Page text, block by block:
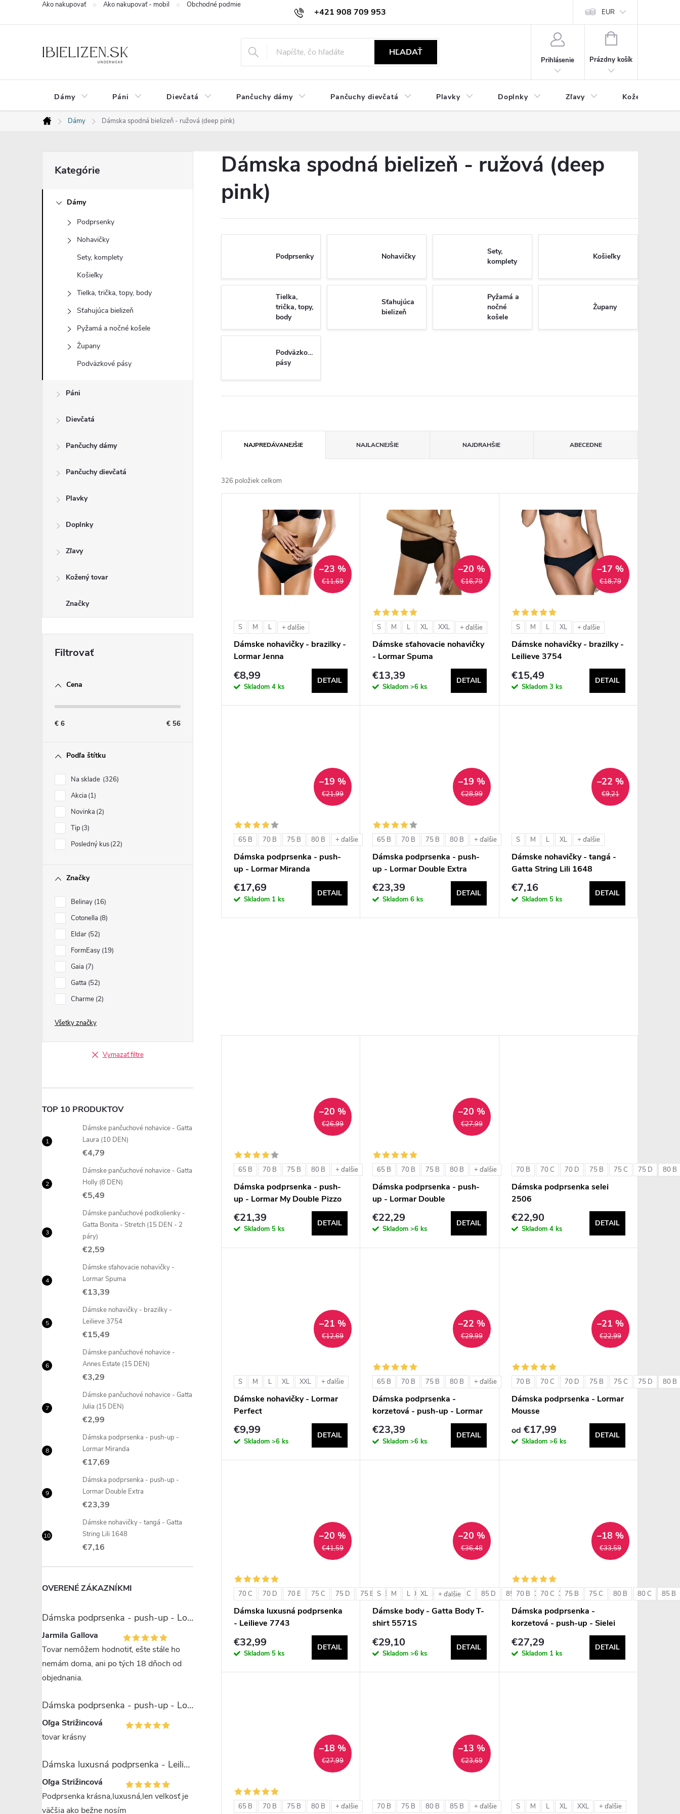
+421 908 709 953
objednavky@ibielizen.sk
Ako nakupovať Ako nakupovať - mobil Obchodné podmienky
EUR
HĽADAŤ
Prihlásenie
NÁKUPNÝ
Prázdny košík
Dámy Páni Dievčatá Pančuchy dámy Pančuchy dievčatá Plavky Doplnky Zľavy Kožený tovar
Domov
Dámy Dámska spodná bielizeň - ružová (deep pink)
o
kategórie
Kategórie
Dámy
Podprsenky
Nohavičky
Sety, komplety
Košieľky
Tielka, trička, topy, body
Sťahujúca bielizeň
Pyžamá a nočné košele
Župany
Podväzkové pásy
Páni
Dievčatá
Pančuchy dámy
Pančuchy dievčatá
Plavky
Doplnky
Zľavy
Kožený tovar
Značky
Cena
€ 6 € 56
Podľa štítku
Na sklade 326
Akcia 1
Novinka 2
Tip 3
Posledný kus 22
Značky
Belinay 16
Cotonella 8
Eldar 52
FormEasy 19
Gaia 7
Gatta 52
Charme 2
Všetky značky
Vymazať filtre
TOP 10 PRODUKTOV
Dámske pančuchové nohavice - Gatta
Laura (10 DEN)
€4,79
Dámske pančuchové nohavice - Gatta
Holly (8 DEN)
€5,49
Dámske pančuchové podkolienky -
Gatta Bonita - Stretch (15 DEN - 2
páry)
€2,59
Dámske sťahovacie nohavičky -
Lormar Spuma
€13,39
Dámske nohavičky - brazilky -
Leilieve 3754
€15,49
Dámske pančuchové nohavice -
Annes Estate (15 DEN)
€3,29
Dámske pančuchové nohavice - Gatta
Julia (15 DEN)
€2,99
Dámska podprsenka - push-up -
Lormar Miranda
€17,69
Dámska podprsenka - push-up -
Lormar Double Extra
€23,39
Dámske nohavičky - tangá - Gatta
String Lili 1648
€7,16
OVERENÉ ZÁKAZNÍKMI
Dámska podprsenka - push-up - Lormar Miranda
Jarmila Gallova
Tovar nemôžem hodnotiť, ešte stále ho
nemám doma, ani po tých 18 dňoch od
objednania.
Dámska podprsenka - push-up - Lormar Saten Soft up
Oľga Strižincová
tovar krásny
Dámska luxusná podprsenka - Leilieve 7743
Oľga Strižincová
Podprsenka krásna,luxusná,len velkosť je
väčšia ako bežne nosím
Dámska spodná bielizeň - ružová (deep
pink)
Podprsenky Nohavičky
Sety,
komplety
Košieľky
Tielka,
trička, topy,
body
Sťahujúca
bielizeň
Pyžamá a
nočné
košele
Župany
Podväzkové
pásy
a
d
NAJPREDÁVANEJŠIE NAJLACNEJŠIE NAJDRAHŠIE ABECEDNE
326 položiek celkom
d
€11,69
–23 %
S M L + ďalšie
Dámske nohavičky - brazilky -
Lormar Jenna
€8,99
Skladom 4 ks
DETAIL
€16,79
–20 %
S M L XL XXL + ďalšie
Dámske sťahovacie nohavičky
- Lormar Spuma
€13,39
Skladom>6 ks
DETAIL
€18,79
–17 %
S M L XL + ďalšie
Dámske nohavičky - brazilky -
Leilieve 3754
€15,49
Skladom 3 ks
DETAIL
€21,99
–19 %
65 B 70 B 75 B 80 B + ďalšie
Dámska podprsenka - push-
up - Lormar Miranda
€17,69
Skladom 1 ks
DETAIL
€28,99
–19 %
65 B 70 B 75 B 80 B + ďalšie
Dámska podprsenka - push-
up - Lormar Double Extra
€23,39
Skladom6 ks
DETAIL
€9,21
–22 %
S M L XL + ďalšie
Dámske nohavičky - tangá -
Gatta String Lili 1648
€7,16
Skladom 5 ks
DETAIL
€26,99
–20 %
65 B 70 B 75 B 80 B + ďalšie
Dámska podprsenka - push-
up - Lormar My Double Pizzo
€21,39
Skladom 5 ks
DETAIL
€27,99
–20 %
65 B 70 B 75 B 80 B + ďalšie
Dámska podprsenka - push-
up - Lormar Double
€22,29
Skladom>6 ks
DETAIL
70 B 70 C 70 D 75 B 75 C 75 D 80 B
Dámska podprsenka selei
2506
€22,90
Skladom 4 ks
DETAIL
€12,69
–21 %
S M L XL XXL + ďalšie
Dámske nohavičky - Lormar
Perfect
€9,99
Skladom >6 ks
DETAIL
€29,99
–22 %
65 B 70 B 75 B 80 B + ďalšie
Dámska podprsenka -
korzetová - push-up - Lormar
Double Extra Pizzo
€23,39
Skladom>6 ks
DETAIL
€22,99
–21 %
70 B 70 C 70 D 75 B 75 C 75 D 80 B
Dámska podprsenka - Lormar
Mousse
od €17,99
Skladom >6 ks
DETAIL
€41,59
–20 %
70 C 70 D 70 E 75 C 75 D 75 E 80 C 80 D 80 E 85 C 85 D 85 E 90 C 90 D + ďalšie
Dámska luxusná podprsenka
- Leilieve 7743
€32,99
Skladom 5 ks
DETAIL
€36,48
–20 %
S M L XL + ďalšie
Dámske body - Gatta Body T-
shirt 5571S
€29,10
Skladom>6 ks
DETAIL
€33,59
–18 %
70 B 70 C 75 B 75 C 80 B 80 C 85 B
Dámska podprsenka -
korzetová - push-up - Sielei
€27,29
Skladom 1 ks
DETAIL
€27,99
–18 %
65 B 70 B 75 B 80 B + ďalšie
€23,69
–13 %
70 B 75 B 80 B 85 B + ďalšie S M L XL XXL + ďalšie